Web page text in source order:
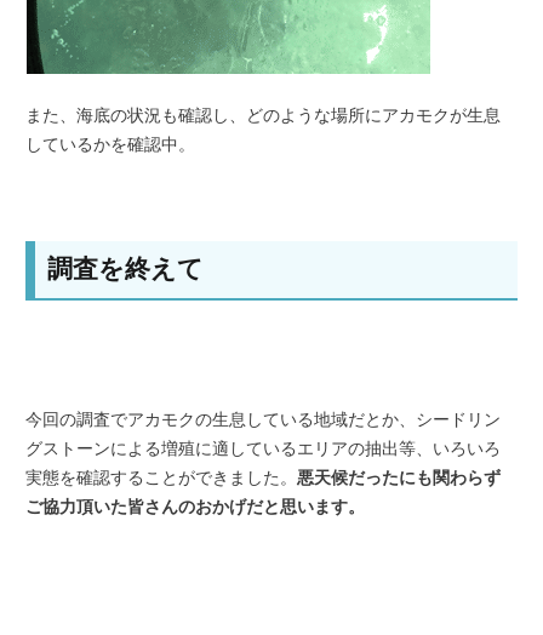
また、海底の状況も確認し、どのような場所にアカモクが生息
しているかを確認中。
調査を終えて
今回の調査でアカモクの生息している地域だとか、シードリン
グストーンによる増殖に適しているエリアの抽出等、いろいろ
実態を確認することができました。悪天候だったにも関わらず
ご協力頂いた皆さんのおかげだと思います。